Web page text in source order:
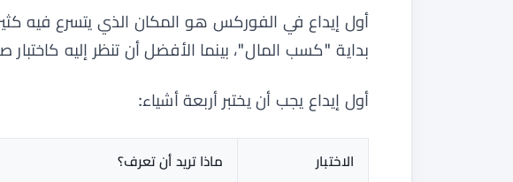
أول إيداع في الفوركس هو المكان الذي يتسرع فيه
بداية "كسب المال"، بينما الأفضل أن تنظر إليه
أول إيداع يجب أن يختبر أربعة أشياء:
الاختبار ماذا تريد أن تعرف؟